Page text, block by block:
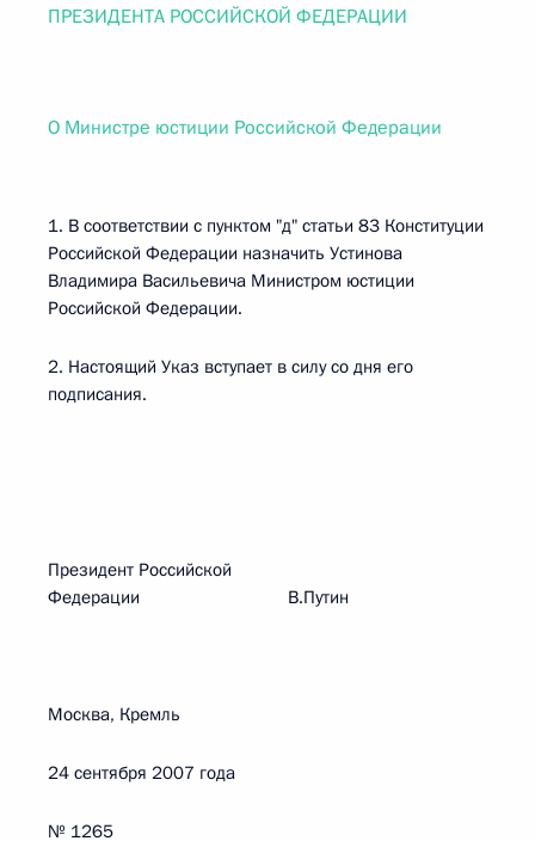
ПРЕЗИДЕНТА РОССИЙСКОЙ ФЕДЕРАЦИИ
О Министре юстиции Российской Федерации
1. В соответствии с пунктом "д" статьи 83 Конституции
Российской Федерации назначить Устинова
Владимира Васильевича Министром юстиции
Российской Федерации.
2. Настоящий Указ вступает в силу со дня его
подписания.
Президент Российской
Федерации В.Путин
Москва, Кремль
24 сентября 2007 года
№ 1265